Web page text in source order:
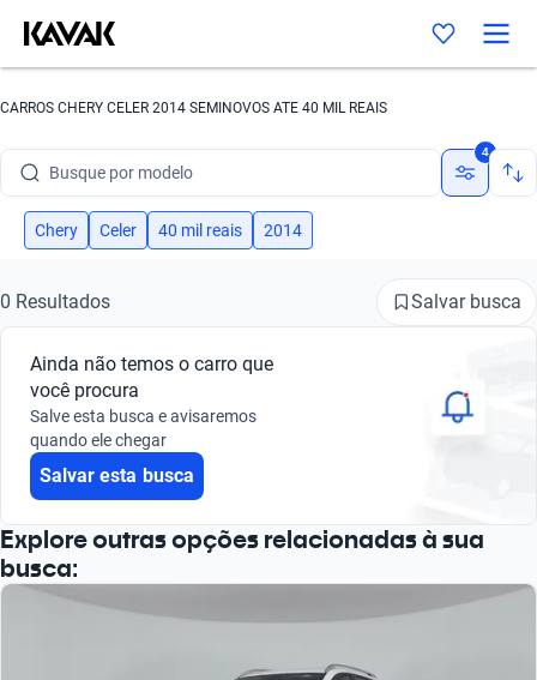
CARROS CHERY CELER 2014 SEMINOVOS ATE 40 MIL REAIS
Busque por modelo
Busque por versão
Busque por marca
Busque por modelo
Busque por versão
4
Chery Celer 40 mil reais 2014
0 Resultados Salvar busca
Ainda não temos o carro que
você procura
Salve esta busca e avisaremos
quando ele chegar
Salvar esta busca
Explore outras opções relacionadas à sua
busca: